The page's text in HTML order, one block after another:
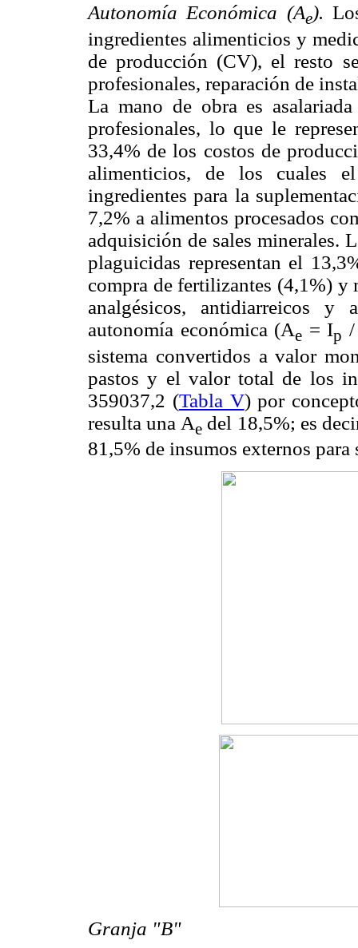
Autonomía Económica (Ae).
ingredientes alimenticios y
de producción (CV), el resto
profesionales, reparación de
La mano de obra es
profesionales, lo que le
33,4% de los costos de
alimenticios, de los cuales
ingredientes para la
7,2% a alimentos procesados
adquisición de sales minerales.
plaguicidas representan el
compra de fertilizantes (4,1%) y
analgésicos, antidiarreicos y
autonomía económica (Ae = Ip
sistema convertidos a valor
pastos y el valor total de los
359037,2 (Tabla V) por
resulta una Aedel 18,5%; es
81,5% de insumos externos
Granja "B"